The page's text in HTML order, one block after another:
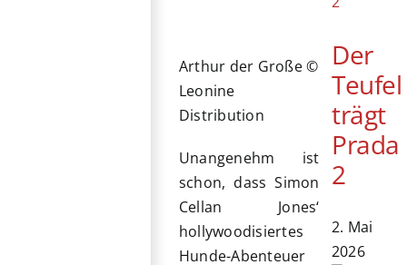
Arthur der Große ©
Leonine
Distribution
Unangenehm ist
schon, dass Simon
Cellan Jones‘
hollywoodisiertes
Hunde-Abenteuer
Der
Teufel
trägt
Prada
2
2. Mai
2026